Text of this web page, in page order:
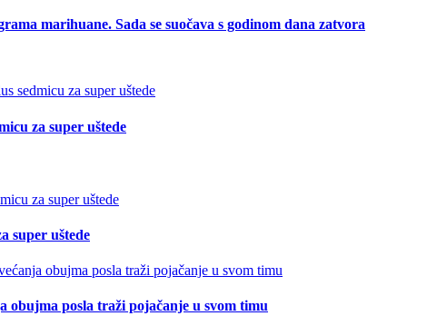
marihuane. Sada se suočava s godinom dana zatvora
za super uštede
super uštede
obujma posla traži pojačanje u svom timu